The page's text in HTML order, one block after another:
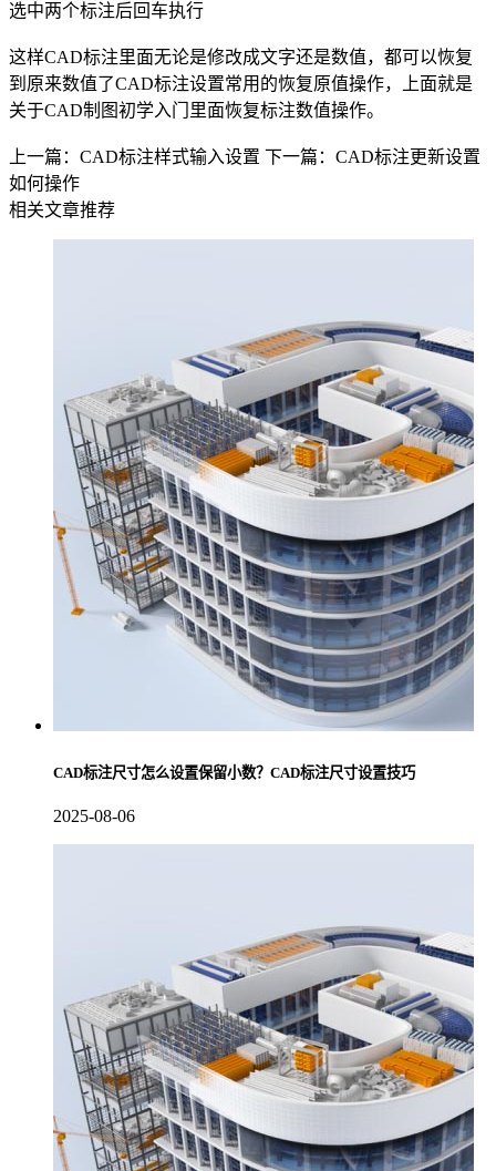
选中两个标注后回车执行
这样CAD标注里面无论是修改成文字还是数值，都可以恢复
到原来数值了CAD标注设置常用的恢复原值操作，上面就是
关于CAD制图初学入门里面恢复标注数值操作。
上一篇：CAD标注样式输入设置 下一篇：CAD标注更新设置
如何操作
相关文章推荐
CAD标注尺寸怎么设置保留小数？CAD标注尺寸设置技巧
2025-08-06